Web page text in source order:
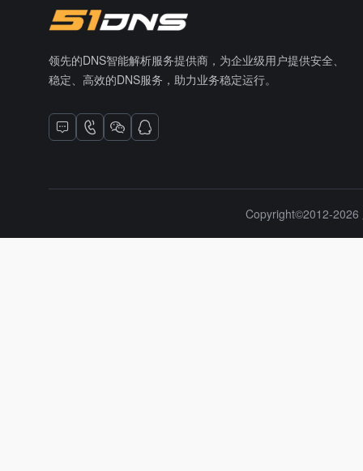
领先的DNS智能解析服务提供商，为企业级用户提供安全、
稳定、高效的DNS服务，助力业务稳定运行。
Copyright©2012-2026